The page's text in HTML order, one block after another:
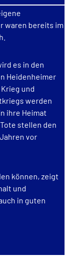
waren bereits im
es in den
Heidenheimer
und
werden
ihre Heimat
stellen den
vor
können, zeigt
und
in guten